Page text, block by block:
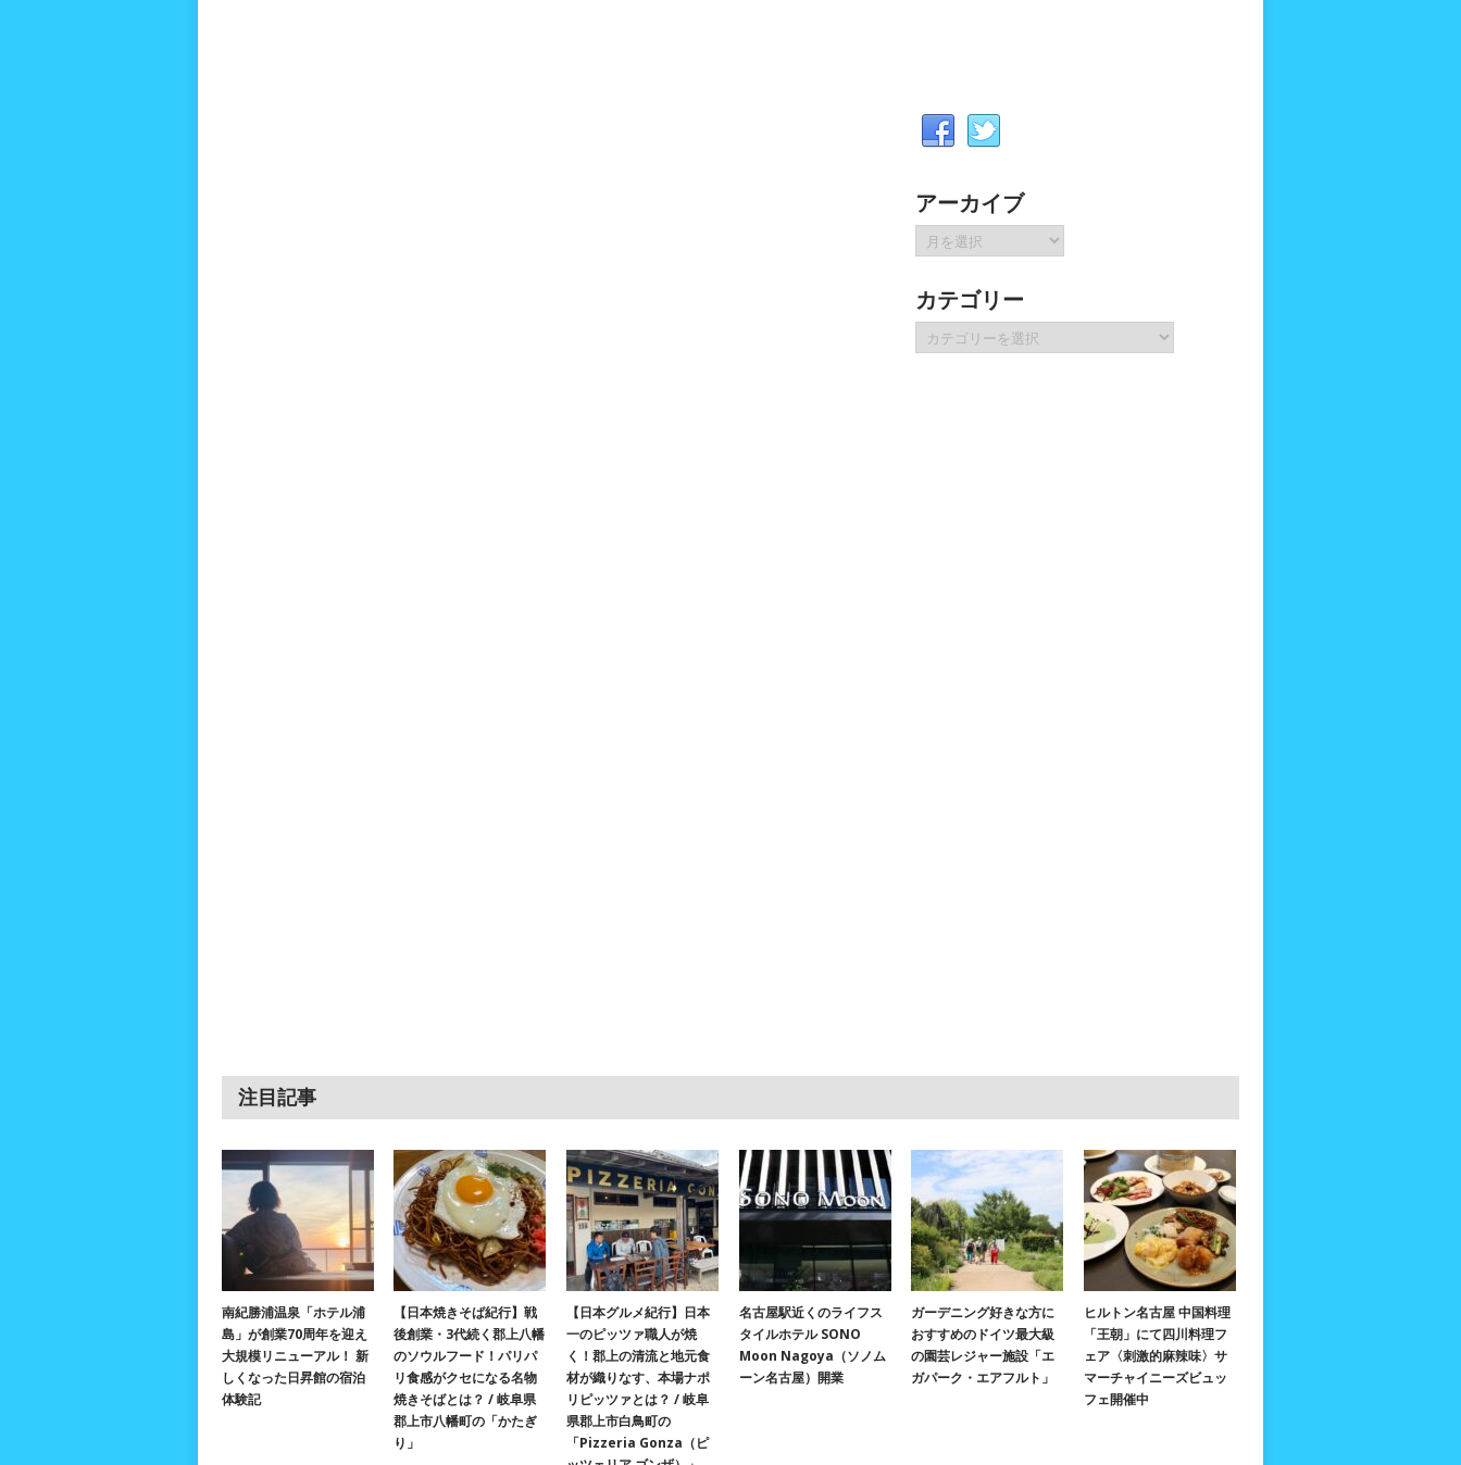
アーカイブ
ア
ー
イ
ブ
カテゴリー
テ
注目記事
南紀勝浦温泉「ホテル浦
島」が創業70周年を迎え
大規模リニューアル！ 新
しくなった日昇館の宿泊
体験記
【日本焼きそば紀行】戦
後創業・3代続く郡上八幡
のソウルフード！パリパ
リ食感がクセになる名物
焼きそばとは？ / 岐阜県
郡上市八幡町の「かたぎ
り」
【日本グルメ紀行】日本
一のピッツァ職人が焼
く！郡上の清流と地元食
材が織りなす、本場ナポ
リピッツァとは？ / 岐阜
県郡上市白鳥町の
「Pizzeria Gonza（ピ
名古屋駅近くのライフス
タイルホテル SONO
Moon Nagoya（ソノム
ーン名古屋）開業
ガーデニング好きな方に
おすすめのドイツ最大級
の園芸レジャー施設「エ
ガパーク・エアフルト」
ヒルトン名古屋 中国料理
「王朝」にて四川料理フ
ェア〈刺激的麻辣味〉サ
マーチャイニーズビュッ
フェ開催中